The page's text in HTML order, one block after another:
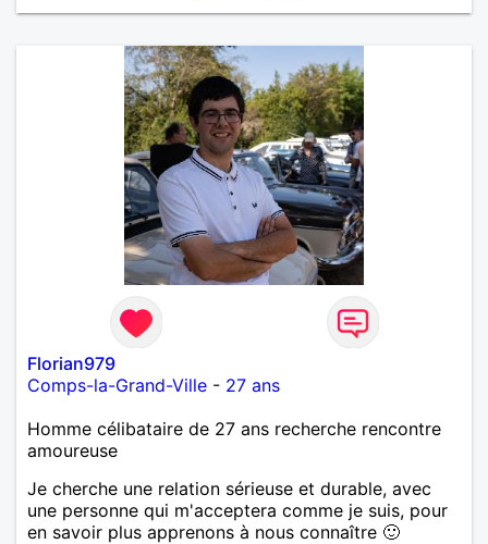
Florian979
Comps-la-Grand-Ville - 27 ans
Homme célibataire de 27 ans recherche rencontre
amoureuse
Je cherche une relation sérieuse et durable, avec
une personne qui m'acceptera comme je suis, pour
en savoir plus apprenons à nous connaître 🙂